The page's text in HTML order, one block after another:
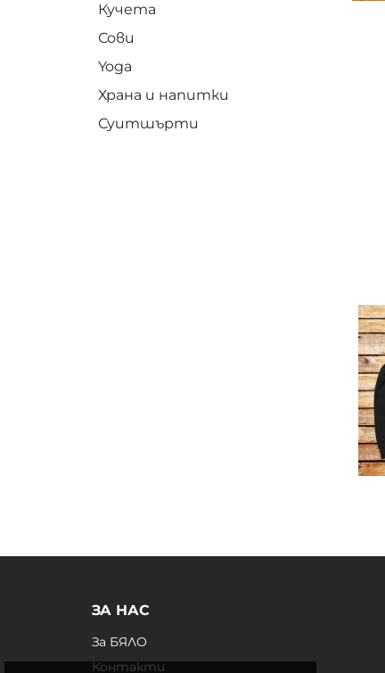
Кучета
Сови
Yoga
Храна и напитки
Суитшърти
ЗА НАС
За БЯЛО
Контакти